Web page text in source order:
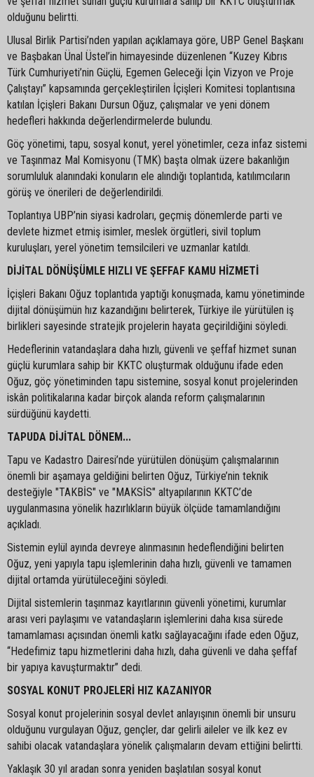
olduğunu belirtti.
Ulusal Birlik Partisi’nden yapılan açıklamaya göre, UBP Genel Başkanı
ve Başbakan Ünal Üstel’in himayesinde düzenlenen “Kuzey Kıbrıs
Türk Cumhuriyeti’nin Güçlü, Egemen Geleceği İçin Vizyon ve Proje
Çalıştayı” kapsamında gerçekleştirilen İçişleri Komitesi toplantısına
katılan İçişleri Bakanı Dursun Oğuz, çalışmalar ve yeni dönem
hedefleri hakkında değerlendirmelerde bulundu.
Göç yönetimi, tapu, sosyal konut, yerel yönetimler, ceza infaz sistemi
ve Taşınmaz Mal Komisyonu (TMK) başta olmak üzere bakanlığın
sorumluluk alanındaki konuların ele alındığı toplantıda, katılımcıların
görüş ve önerileri de değerlendirildi.
Toplantıya UBP’nin siyasi kadroları, geçmiş dönemlerde parti ve
devlete hizmet etmiş isimler, meslek örgütleri, sivil toplum
kuruluşları, yerel yönetim temsilcileri ve uzmanlar katıldı.
DİJİTAL DÖNÜŞÜMLE HIZLI VE ŞEFFAF KAMU HİZMETİ
İçişleri Bakanı Oğuz toplantıda yaptığı konuşmada, kamu yönetiminde
dijital dönüşümün hız kazandığını belirterek, Türkiye ile yürütülen iş
birlikleri sayesinde stratejik projelerin hayata geçirildiğini söyledi.
Hedeflerinin vatandaşlara daha hızlı, güvenli ve şeffaf hizmet sunan
güçlü kurumlara sahip bir KKTC oluşturmak olduğunu ifade eden
Oğuz, göç yönetiminden tapu sistemine, sosyal konut projelerinden
iskân politikalarına kadar birçok alanda reform çalışmalarının
sürdüğünü kaydetti.
TAPUDA DİJİTAL DÖNEM...
Tapu ve Kadastro Dairesi’nde yürütülen dönüşüm çalışmalarının
önemli bir aşamaya geldiğini belirten Oğuz, Türkiye’nin teknik
desteğiyle "TAKBİS" ve "MAKSİS" altyapılarının KKTC’de
uygulanmasına yönelik hazırlıkların büyük ölçüde tamamlandığını
açıkladı.
Sistemin eylül ayında devreye alınmasının hedeflendiğini belirten
Oğuz, yeni yapıyla tapu işlemlerinin daha hızlı, güvenli ve tamamen
dijital ortamda yürütüleceğini söyledi.
Dijital sistemlerin taşınmaz kayıtlarının güvenli yönetimi, kurumlar
arası veri paylaşımı ve vatandaşların işlemlerini daha kısa sürede
tamamlaması açısından önemli katkı sağlayacağını ifade eden Oğuz,
“Hedefimiz tapu hizmetlerini daha hızlı, daha güvenli ve daha şeffaf
bir yapıya kavuşturmaktır” dedi.
SOSYAL KONUT PROJELERİ HIZ KAZANIYOR
Sosyal konut projelerinin sosyal devlet anlayışının önemli bir unsuru
olduğunu vurgulayan Oğuz, gençler, dar gelirli aileler ve ilk kez ev
sahibi olacak vatandaşlara yönelik çalışmaların devam ettiğini belirtti.
Yaklaşık 30 yıl aradan sonra yeniden başlatılan sosyal konut